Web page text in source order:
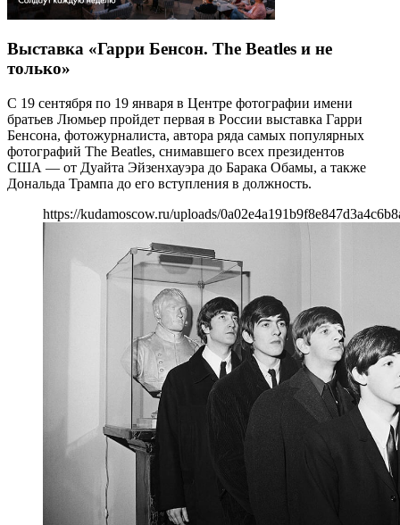
Выставка «Гарри Бенсон. The Beatles и не
только»
С 19 сентября по 19 января в Центре фотографии имени
братьев Люмьер пройдет первая в России выставка Гарри
Бенсона, фотожурналиста, автора ряда самых популярных
фотографий The Beatles, снимавшего всех президентов
США — от Дуайта Эйзенхауэра до Барака Обамы, а также
Дональда Трампа до его вступления в должность.
https://kudamoscow.ru/uploads/